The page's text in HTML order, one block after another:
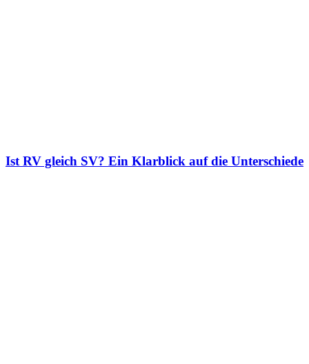
Ist RV gleich SV? Ein Klarblick auf die Unterschiede